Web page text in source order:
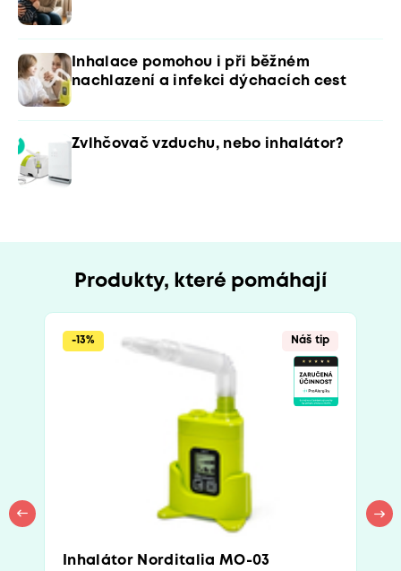
Inhalace pomohou i při běžném
nachlazení a infekci dýchacích cest
Zvlhčovač vzduchu, nebo inhalátor?
Produkty, které pomáhají
-13% Náš tip
Inhalátor Norditalia MO-03